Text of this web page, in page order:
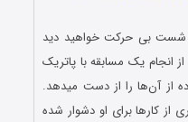
شست بی حرکت خواهید دید
یک مسابقه با پاتریک
از آن‌ها را از دست میدهد.
کارها برای او دشوار شده